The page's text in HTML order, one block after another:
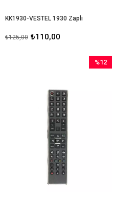
KK1930-VESTEL 1930 Zaplı
₺110,00
₺125,00
%12